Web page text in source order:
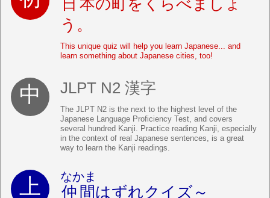
日本の町をくらべましょ
う。
This unique quiz will help you learn Japanese... and
learn something about Japanese cities, too!
JLPT N2 漢字
The JLPT N2 is the next to the highest level of the
Japanese Language Proficiency Test, and covers
several hundred Kanji. Practice reading Kanji, especially
in the context of real Japanese sentences, is a great
way to learn the Kanji readings.
仲間
なかま
はずれクイズ～